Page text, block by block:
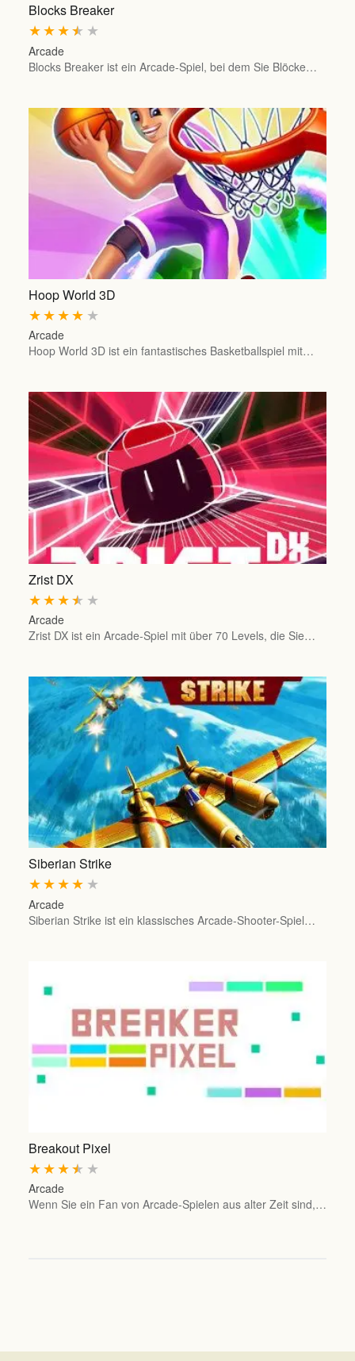
Blocks Breaker
★
★
★
★
★
Arcade
Blocks Breaker ist ein Arcade-Spiel, bei dem Sie Blöcke…
Hoop World 3D
★
★
★
★
★
Arcade
Hoop World 3D ist ein fantastisches Basketballspiel mit…
Zrist DX
★
★
★
★
★
Arcade
Zrist DX ist ein Arcade-Spiel mit über 70 Levels, die Sie…
Siberian Strike
★
★
★
★
★
Arcade
Siberian Strike ist ein klassisches Arcade-Shooter-Spiel…
Breakout Pixel
★
★
★
★
★
Arcade
Wenn Sie ein Fan von Arcade-Spielen aus alter Zeit sind,…